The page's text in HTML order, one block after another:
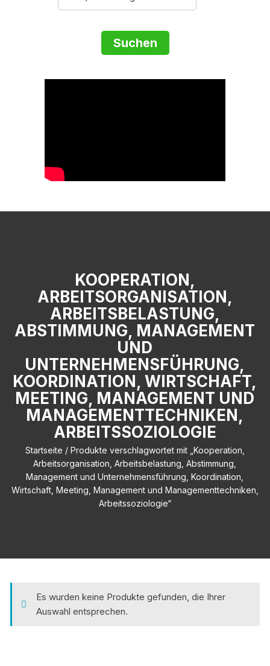
KOOPERATION,
ARBEITSORGANISATION,
ARBEITSBELASTUNG,
ABSTIMMUNG, MANAGEMENT
UND
UNTERNEHMENSFÜHRUNG,
KOORDINATION, WIRTSCHAFT,
MEETING, MANAGEMENT UND
MANAGEMENTTECHNIKEN,
ARBEITSSOZIOLOGIE
Startseite / Produkte verschlagwortet mit „Kooperation,
Arbeitsorganisation, Arbeitsbelastung, Abstimmung,
Management und Unternehmensführung, Koordination,
Wirtschaft, Meeting, Management und Managementtechniken,
Arbeitssoziologie“
Es wurden keine Produkte gefunden, die Ihrer
Auswahl entsprechen.